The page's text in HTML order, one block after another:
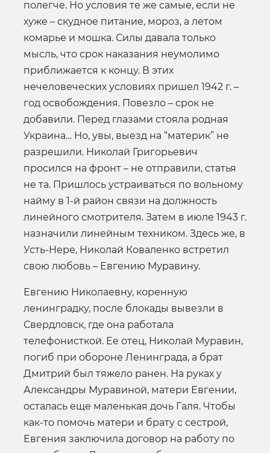
полегче. Но условия те же самые, если не
хуже – скудное питание, мороз, а летом
комарье и мошка. Силы давала только
мысль, что срок наказания неумолимо
приближается к концу. В этих
нечеловеческих условиях пришел 1942 г. –
год освобождения. Повезло – срок не
добавили. Перед глазами стояла родная
Украина… Но, увы, выезд на “материк” не
разрешили. Николай Григорьевич
просился на фронт – не отправили, статья
не та. Пришлось устраиваться по вольному
найму в 1-й район связи на должность
линейного смотрителя. Затем в июле 1943 г.
назначили линейным техником. Здесь же, в
Усть-Нере, Николай Коваленко встретил
свою любовь – Евгению Муравину.
Евгению Николаевну, коренную
ленинградку, после блокады вывезли в
Свердловск, где она работала
телефонисткой. Ее отец, Николай Муравин,
погиб при обороне Ленинграда, а брат
Дмитрий был тяжело ранен. На руках у
Александры Муравиной, матери Евгении,
осталась еще маленькая дочь Галя. Чтобы
как-то помочь матери и брату с сестрой,
Евгения заключила договор на работу по